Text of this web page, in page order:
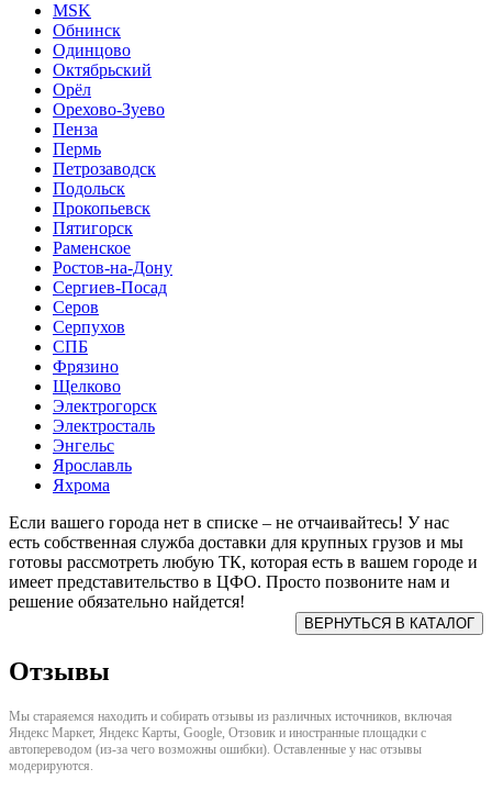
MSK
Обнинск
Одинцово
Октябрьский
Орёл
Орехово-Зуево
Пенза
Пермь
Петрозаводск
Подольск
Прокопьевск
Пятигорск
Раменское
Ростов-на-Дону
Сергиев-Посад
Серов
Серпухов
СПБ
Фрязино
Щелково
Электрогорск
Электросталь
Энгельс
Ярославль
Яхрома
Если вашего города нет в списке – не отчаивайтесь! У нас
есть собственная служба доставки для крупных грузов и мы
готовы рассмотреть любую ТК, которая есть в вашем городе и
имеет представительство в ЦФО. Просто позвоните нам и
решение обязательно найдется!
Отзывы
Мы стараяемся находить и собирать отзывы из различных источников, включая
Яндекс Маркет, Яндекс Карты, Google, Отзовик и иностранные площадки с
автопереводом (из-за чего возможны ошибки). Оставленные у нас отзывы
модерируются.